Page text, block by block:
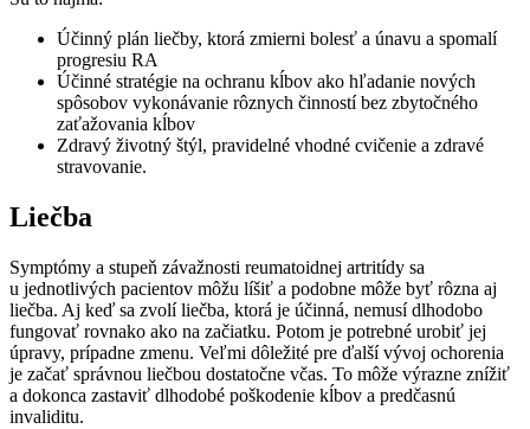
Účinný plán liečby, ktorá zmierni bolesť a únavu a spomalí
progresiu RA
Účinné stratégie na ochranu kĺbov ako hľadanie nových
spôsobov vykonávanie rôznych činností bez zbytočného
zaťažovania kĺbov
Zdravý životný štýl, pravidelné vhodné cvičenie a zdravé
stravovanie.
Liečba
Symptómy a stupeň závažnosti reumatoidnej artritídy sa
u jednotlivých pacientov môžu líšiť a podobne môže byť rôzna aj
liečba. Aj keď sa zvolí liečba, ktorá je účinná, nemusí dlhodobo
fungovať rovnako ako na začiatku. Potom je potrebné urobiť jej
úpravy, prípadne zmenu. Veľmi dôležité pre ďalší vývoj ochorenia
je začať správnou liečbou dostatočne včas. To môže výrazne znížiť
a dokonca zastaviť dlhodobé poškodenie kĺbov a predčasnú
invaliditu.